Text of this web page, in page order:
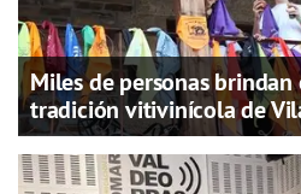
Miles de personas
tradición vitivinícola de